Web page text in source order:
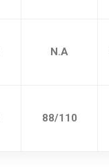
N.A
88/110